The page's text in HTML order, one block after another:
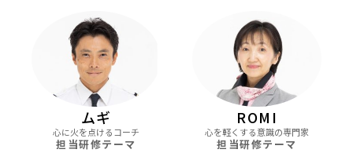
ムギ
心に火を点けるコーチ
担当研修テーマ
ROMI
心を軽くする意識の専門家
担当研修テーマ